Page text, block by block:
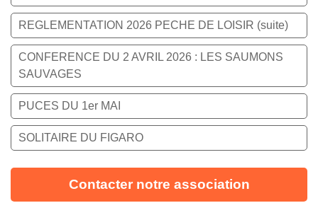
REGLEMENTATION 2026 PECHE DE LOISIR (suite)
CONFERENCE DU 2 AVRIL 2026 : LES SAUMONS
SAUVAGES
PUCES DU 1er MAI
SOLITAIRE DU FIGARO
Contacter notre association